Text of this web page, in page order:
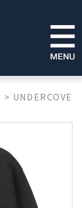
> UNDERCOVER